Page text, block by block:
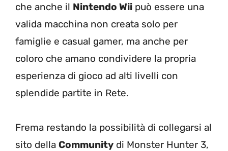
che anche il Nintendo Wii può essere una
valida macchina non creata solo per
famiglie e casual gamer, ma anche per
coloro che amano condividere la propria
esperienza di gioco ad alti livelli con
splendide partite in Rete.
Frema restando la possibilità di collegarsi al
sito della Community di Monster Hunter 3,